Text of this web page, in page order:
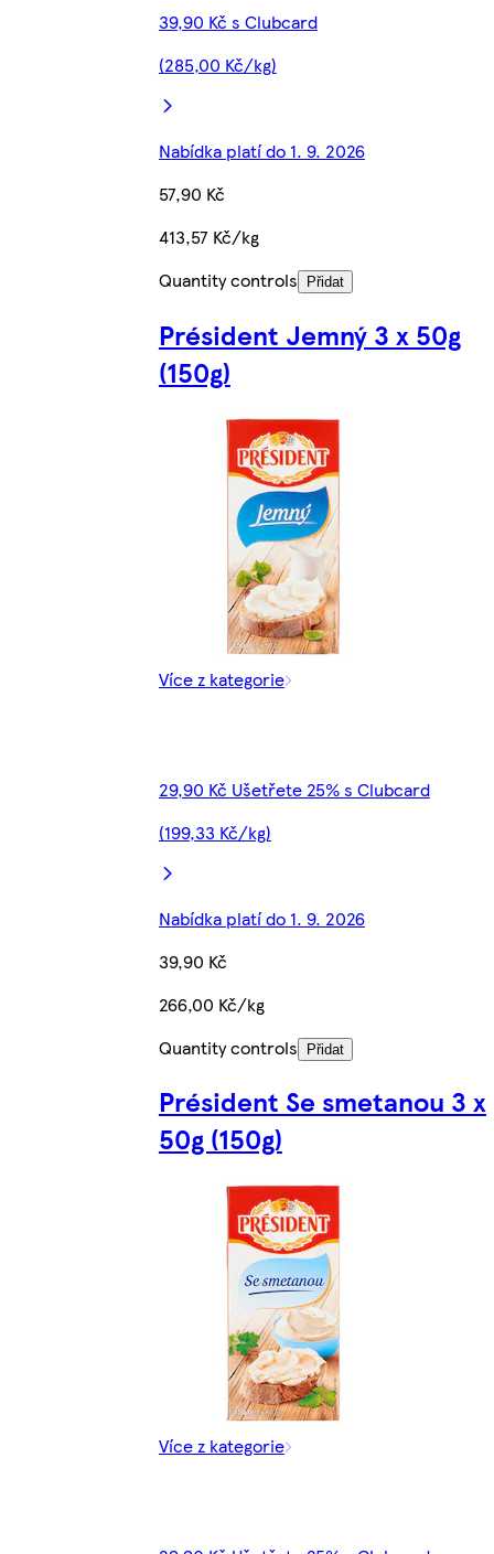
39,90 Kč s Clubcard
(285,00 Kč/kg)
Nabídka platí do 1. 9. 2026
57,90 Kč
413,57 Kč/kg
Quantity controls
Přidat
Président Jemný 3 x 50g
(150g)
Více z kategorie
29,90 Kč Ušetřete 25% s Clubcard
(199,33 Kč/kg)
Nabídka platí do 1. 9. 2026
39,90 Kč
266,00 Kč/kg
Quantity controls
Přidat
Président Se smetanou 3 x
50g (150g)
Více z kategorie